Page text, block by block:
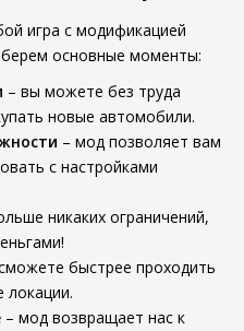
игра с модификацией
основные моменты:
– вы можете без труда
новые автомобили.
– мод позволяет вам
с настройками
никаких ограничений,
быстрее проходить
локации.
– мод возвращает нас к